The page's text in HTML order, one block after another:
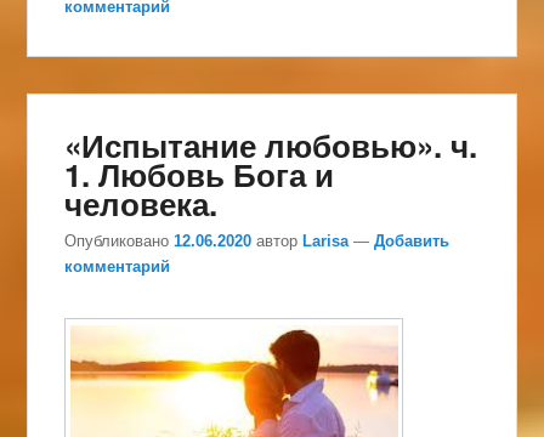
комментарий
«Испытание любовью». ч.
1. Любовь Бога и
человека.
Опубликовано12.06.2020 автор Larisa —Добавить
комментарий